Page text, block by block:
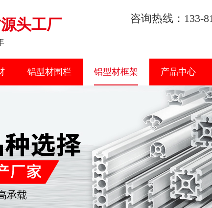
头工厂 咨询热线：133-
铝型材围栏 铝型材框架 产品中心